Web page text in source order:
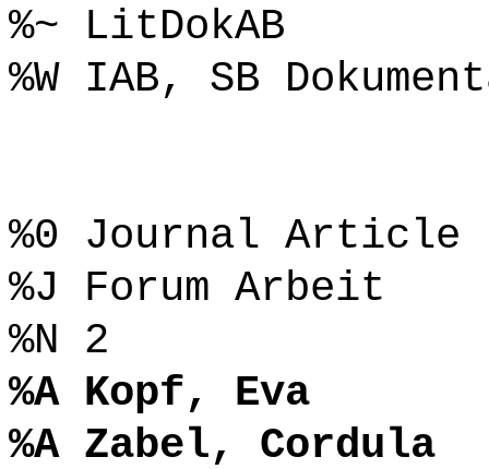
%~ LitDokAB
%W IAB, SB
%0 Journal Article
%J Forum Arbeit
%N 2
%A Kopf, Eva
%A Zabel, Cordula